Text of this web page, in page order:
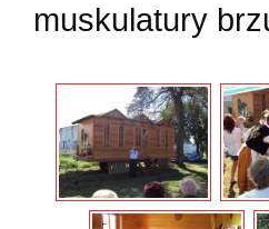
muskulatury